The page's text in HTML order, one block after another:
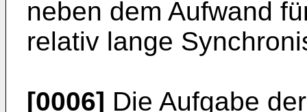
neben dem Aufwand
relativ lange
[0006] Die Aufgabe